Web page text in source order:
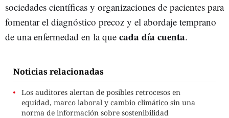
sociedades científicas y organizaciones de pacientes para
fomentar el diagnóstico precoz y el abordaje temprano
de una enfermedad en la que cada día cuenta.
Noticias relacionadas
Los auditores alertan de posibles retrocesos en
equidad, marco laboral y cambio climático sin una
norma de información sobre sostenibilidad